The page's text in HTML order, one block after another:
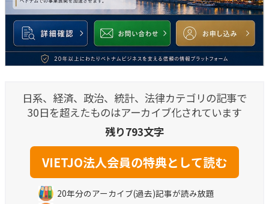
日系、経済、政治、統計、法律カテゴリの記事で
30日を超えたものはアーカイブ化されています
残り793文字
20年分のアーカイブ(過去)記事が読み放題